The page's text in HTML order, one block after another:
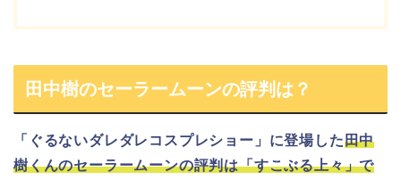
田中樹のセーラームーンの評判は？
「ぐるないダレダレコスプレショー」に登場した田中
樹くんのセーラームーンの評判は「すこぶる上々」で